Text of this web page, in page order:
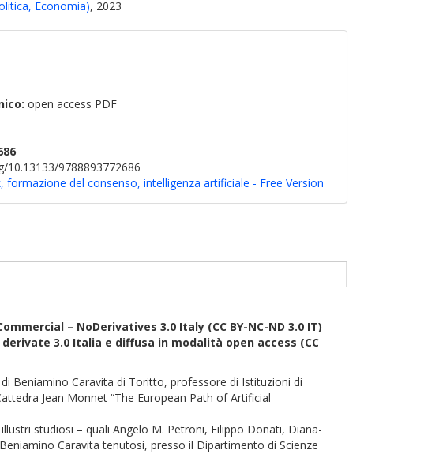
Economia), 2023
open access PDF
10.13133/9788893772686
formazione del consenso, intelligenza artificiale - Free Version
– NoDerivatives 3.0 Italy (CC BY-NC-ND 3.0 IT)
3.0 Italia e diffusa in modalità open access (CC
Beniamino Caravita di Toritto, professore di Istituzioni di
Jean Monnet “The European Path of Artificial
studiosi – quali Angelo M. Petroni, Filippo Donati, Diana-
Caravita tenutosi, presso il Dipartimento di Scienze